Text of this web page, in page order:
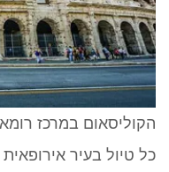
הקוליסאום במרכז רומא
כל טיול בעיר